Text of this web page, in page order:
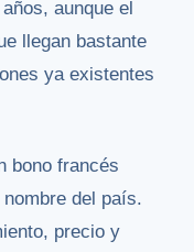
aunque el
llegan bastante
ya existentes
bono francés
del país.
precio y